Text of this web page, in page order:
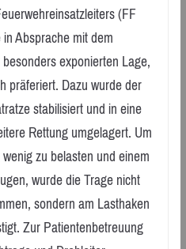
(FF
Absprache mit dem
exponierten Lage,
präferiert. Dazu wurde der
stabilisiert und in eine
Rettung umgelagert. Um
zu belasten und einem
wurde die Trage nicht
sondern am Lasthaken
Zur Patientenbetreuung